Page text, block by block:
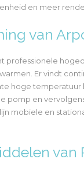
en meer
van
professionele
Er vindt
hoge temperatuur
pomp en
mobiele en
van